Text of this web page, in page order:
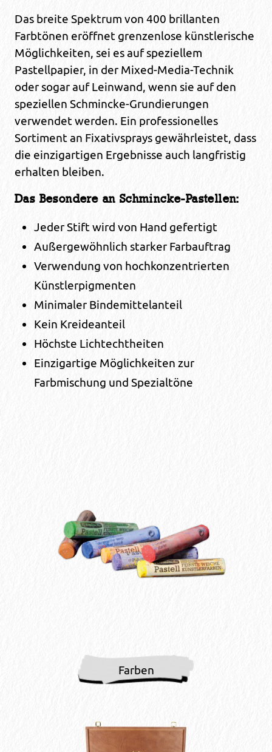
Das breite Spektrum von 400 brillanten
Farbtönen eröffnet grenzenlose künstlerische
Möglichkeiten, sei es auf speziellem
Pastellpapier, in der Mixed-Media-Technik
oder sogar auf Leinwand, wenn sie auf den
speziellen Schmincke-Grundierungen
verwendet werden. Ein professionelles
Sortiment an Fixativsprays gewährleistet, dass
die einzigartigen Ergebnisse auch langfristig
erhalten bleiben.
Das Besondere an Schmincke-Pastellen:
Jeder Stift wird von Hand gefertigt
Außergewöhnlich starker Farbauftrag
Verwendung von hochkonzentrierten
Künstlerpigmenten
Minimaler Bindemittelanteil
Kein Kreideanteil
Höchste Lichtechtheiten
Einzigartige Möglichkeiten zur
Farbmischung und Spezialtöne
Farben